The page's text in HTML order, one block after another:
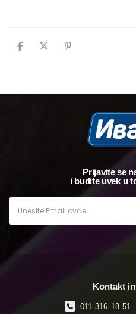
Prijavite se
i budite uvek u
Kontakt
011 316 18 51